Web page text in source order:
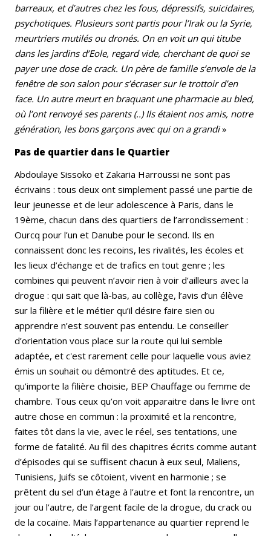
barreaux, et d’autres chez les fous, dépressifs, suicidaires,
psychotiques. Plusieurs sont partis pour l’Irak ou la Syrie,
meurtriers mutilés ou dronés. On en voit un qui titube
dans les jardins d’Eole, regard vide, cherchant de quoi se
payer une dose de crack. Un père de famille s’envole de la
fenêtre de son salon pour s’écraser sur le trottoir d’en
face. Un autre meurt en braquant une pharmacie au bled,
où l’ont renvoyé ses parents (..) Ils étaient nos amis, notre
génération, les bons garçons avec qui on a grandi»
Pas de quartier dans le Quartier
Abdoulaye Sissoko et Zakaria Harroussi ne sont pas
écrivains : tous deux ont simplement passé une partie de
leur jeunesse et de leur adolescence à Paris, dans le
19ème, chacun dans des quartiers de l’arrondissement :
Ourcq pour l’un et Danube pour le second. Ils en
connaissent donc les recoins, les rivalités, les écoles et
les lieux d’échange et de trafics en tout genre ; les
combines qui peuvent n’avoir rien à voir d’ailleurs avec la
drogue : qui sait que là-bas, au collège, l’avis d’un élève
sur la filière et le métier qu’il désire faire sien ou
apprendre n’est souvent pas entendu. Le conseiller
d’orientation vous place sur la route qui lui semble
adaptée, et c'est rarement celle pour laquelle vous aviez
émis un souhait ou démontré des aptitudes. Et ce,
qu’importe la filière choisie, BEP Chauffage ou femme de
chambre. Tous ceux qu’on voit apparaitre dans le livre ont
autre chose en commun : la proximité et la rencontre,
faites tôt dans la vie, avec le réel, ses tentations, une
forme de fatalité. Au fil des chapitres écrits comme autant
d’épisodes qui se suffisent chacun à eux seul, Maliens,
Tunisiens, Juifs se côtoient, vivent en harmonie ; se
prêtent du sel d’un étage à l’autre et font la rencontre, un
jour ou l’autre, de l’argent facile de la drogue, du crack ou
de la cocaïne. Mais l’appartenance au quartier reprend le